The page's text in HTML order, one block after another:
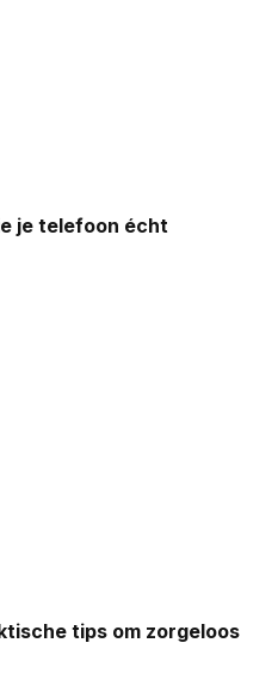
je telefoon écht
tips om zorgeloos